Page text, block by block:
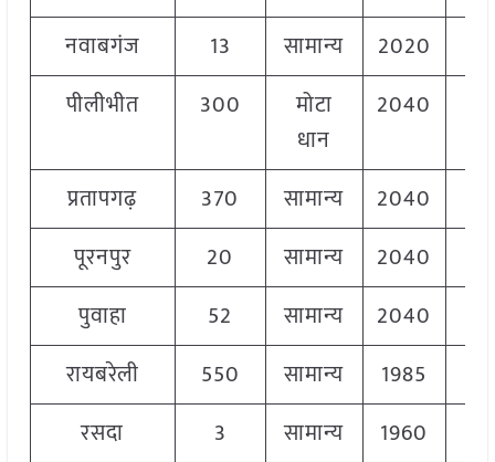
नवाबगंज 13 सामान्य 2020
पीलीभीत
300
मोटा
धान
2040
प्रतापगढ़ 370 सामान्य 2040
पूरनपुर
20 सामान्य 2040
पुवाहा
52 सामान्य 2040
रायबरेली
550 सामान्य 1985
रसदा
3 सामान्य 1960